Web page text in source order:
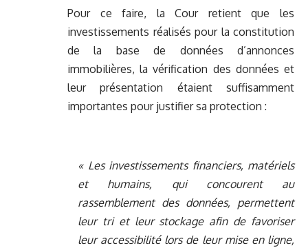
Pour ce faire, la Cour retient que les
investissements réalisés pour la constitution
de la base de données d’annonces
immobilières, la vérification des données et
leur présentation étaient suffisamment
importantes pour justifier sa protection :
« Les investissements financiers, matériels
et humains, qui concourent au
rassemblement des données, permettent
leur tri et leur stockage afin de favoriser
leur accessibilité lors de leur mise en ligne,